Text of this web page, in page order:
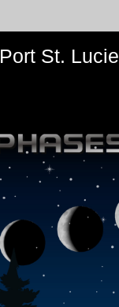
Port St. Lucie